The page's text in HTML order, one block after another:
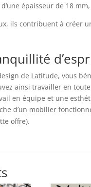
épaisseur de 18
ils contribuent à créer
de Latitude, vous
ainsi travailler en
en équipe et une
d’un mobilier
offre).